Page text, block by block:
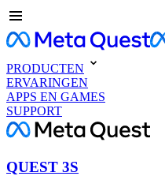
PRODUCTEN
ERVARINGEN
APPS EN GAMES
SUPPORT
QUEST 3S